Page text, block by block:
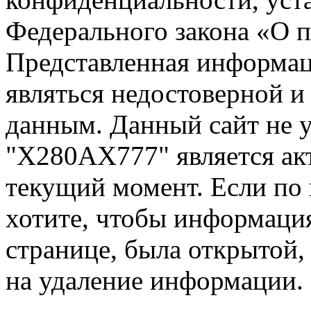
Федерального закона «О
Представленная
являться недостоверной
данным. Данный сайт не
"Х280АХ777" является
текущий момент. Если
хотите, чтобы
странице, была открытой,
на удаление информации.